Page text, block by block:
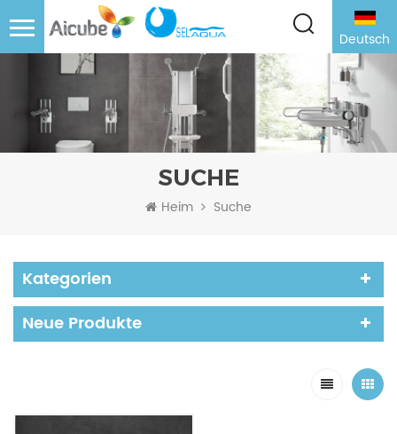
Deutsch
SUCHE
Heim Suche
Kategorien
Neue Produkte